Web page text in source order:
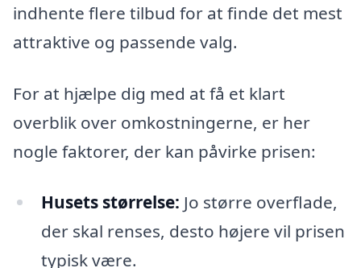
indhente flere tilbud for at finde det mest
attraktive og passende valg.
For at hjælpe dig med at få et klart
overblik over omkostningerne, er her
nogle faktorer, der kan påvirke prisen:
Husets størrelse: Jo større overflade,
der skal renses, desto højere vil prisen
typisk være.